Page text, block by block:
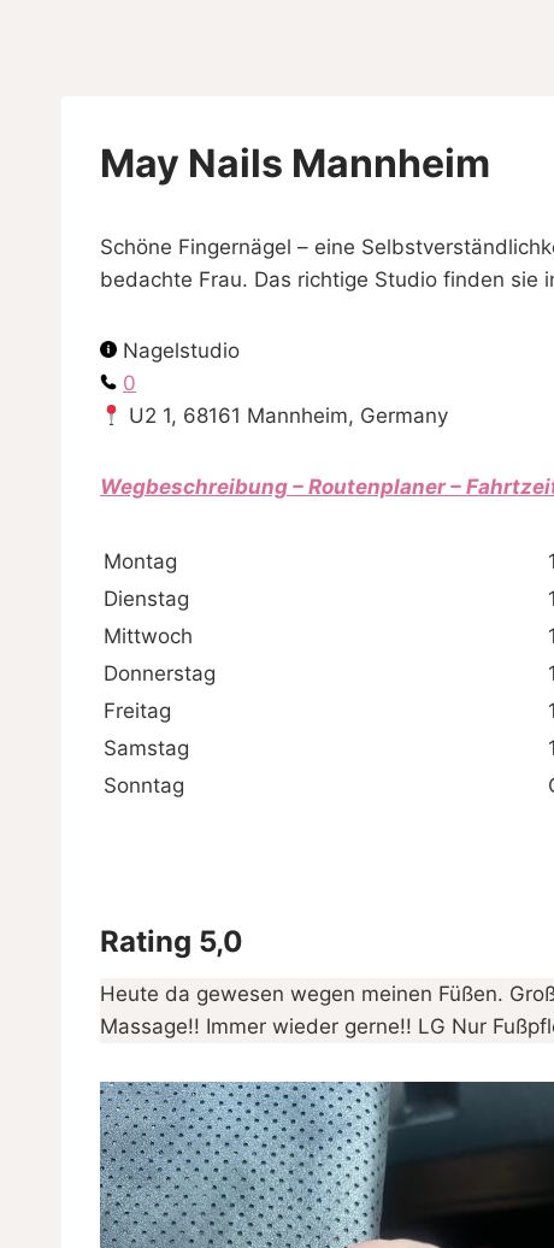
May Nails Mannheim
Schöne Fingernägel – eine
bedachte Frau. Das richtige Studio finden sie
Nagelstudio
0
U2 1, 68161 Mannheim, Germany
Wegbeschreibung – Routenplaner –
Montag
Dienstag
Mittwoch
Donnerstag
Freitag
Samstag
Sonntag
Rating 5,0
Heute da gewesen wegen meinen Füßen.
Massage!! Immer wieder gerne!! LG Nur